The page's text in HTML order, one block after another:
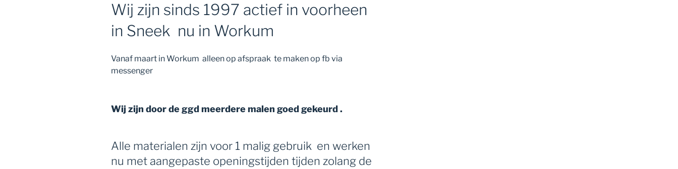
Wij zijn sinds 1997 actief in voorheen
in Sneek nu in Workum
Vanaf maart in Workum alleen op afspraak te maken op fb via
messenger
Wij zijn door de ggd meerdere malen goed gekeurd .
Alle materialen zijn voor 1 malig gebruik en werken
nu met aangepaste openingstijden tijden zolang de